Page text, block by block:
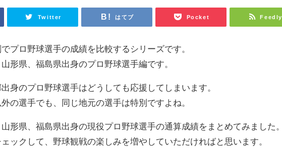
Twitter はてブ Pocket Feedly
プロ野球選手の成績を比較するシリーズです。
形県、福島県出身のプロ野球選手編です。
身のプロ野球選手はどうしても応援してしまいます。
の選手でも、同じ地元の選手は特別ですよね。
形県、福島県出身の現役プロ野球選手の通算成績をまとめてみました。
ックして、野球観戦の楽しみを増やしていただければと思います。